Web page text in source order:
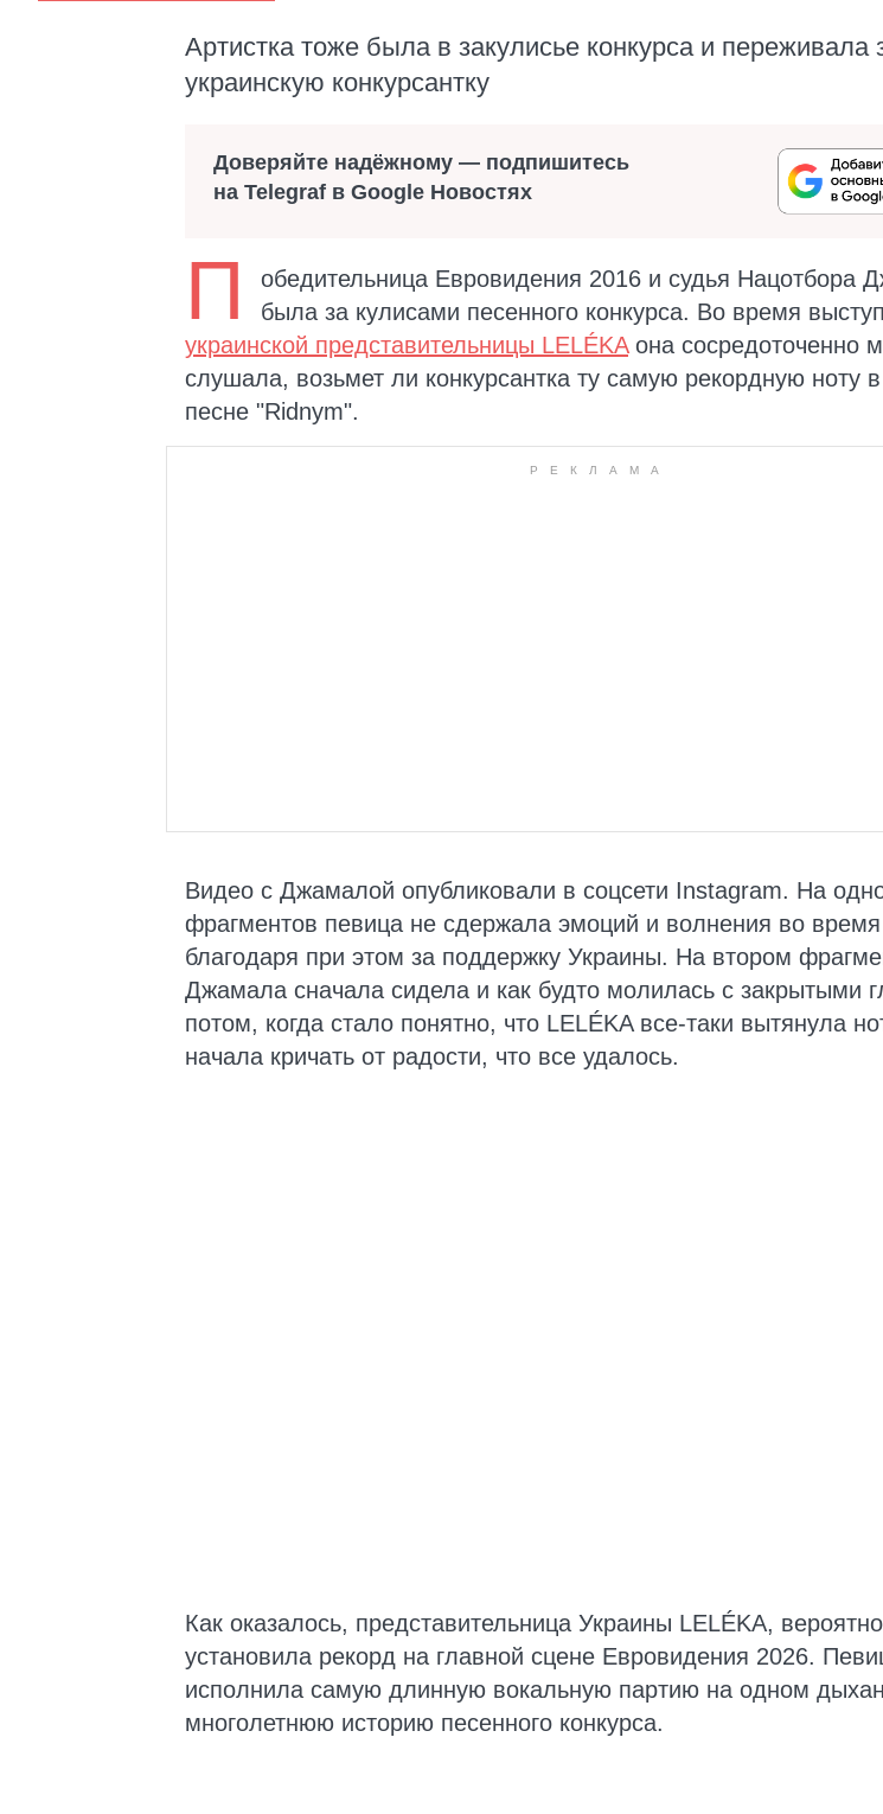
Артистка тоже была в закулисье конкурса и переживала
украинскую конкурсантку
Доверяйте надёжному — подпишитесь
на Telegraf в Google Новостях
П
обедительница Евровидения 2016 и судья Нацотбора
была за кулисами песенного конкурса. Во время
украинской представительницы LELÉKAона сосредоточенно
слушала, возьмет ли конкурсантка ту самую рекордную ноту
песне "Ridnym".
Видео с Джамалой опубликовали в соцсети Instagram. На
фрагментов певица не сдержала эмоций и волнения во
благодаря при этом за поддержку Украины. На втором
Джамала сначала сидела и как будто молилась с закрытыми
потом, когда стало понятно, что LELÉKA все-таки вытянула
начала кричать от радости, что все удалось.
Как оказалось, представительница Украины LELÉKA,
установила рекорд на главной сцене Евровидения 2026.
исполнила самую длинную вокальную партию на одном
многолетнюю историю песенного конкурса.